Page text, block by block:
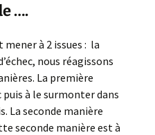
….
à 2 issues : la
nous réagissons
La première
puis à le surmonter dans
La seconde manière
seconde manière est à